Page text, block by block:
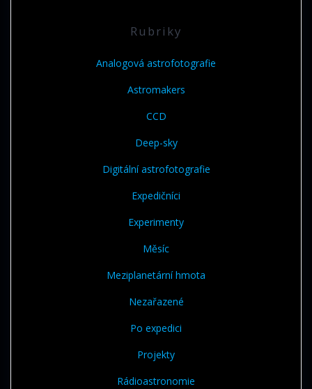
Rubriky
Analogová astrofotografie
Astromakers
CCD
Deep-sky
Digitální astrofotografie
Expedičníci
Experimenty
Měsíc
Meziplanetární hmota
Nezařazené
Po expedici
Projekty
Rádioastronomie